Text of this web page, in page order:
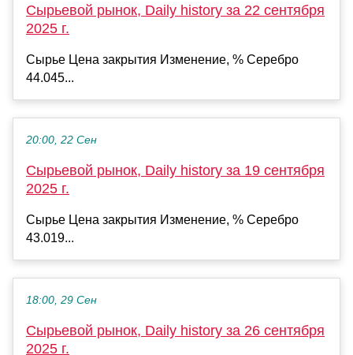
Сырьевой рынок, Daily history за 22 сентября
2025 г.
Сырье Цена закрытия Изменение, % Серебро
44.045...
20:00, 22 Сен
Сырьевой рынок, Daily history за 19 сентября
2025 г.
Сырье Цена закрытия Изменение, % Серебро
43.019...
18:00, 29 Сен
Сырьевой рынок, Daily history за 26 сентября
2025 г.